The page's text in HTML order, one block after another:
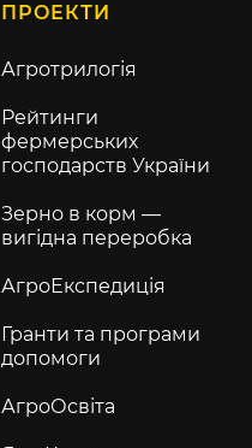
ПРОЕКТИ
Агротрилогія
Рейтинги
фермерських
господарств України
Зерно в корм —
вигідна переробка
АгроЕкспедиція
Гранти та програми
допомоги
АгроОсвіта